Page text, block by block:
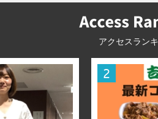
アクセスラン